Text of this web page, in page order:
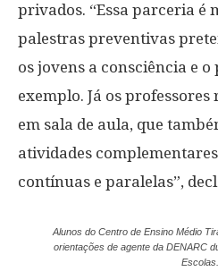
privados. “Essa parceria é
palestras preventivas
os jovens a consciência e
exemplo. Já os
em sala de aula, que
atividades
contínuas e paralelas”,
Alunos do Centro de Ensino Médio
orientações de agente da DENARC
Escolas.